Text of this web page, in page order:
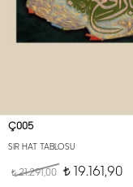
Ç005
SIR HAT TABLOSU
t21.291,00 t 19.161,90